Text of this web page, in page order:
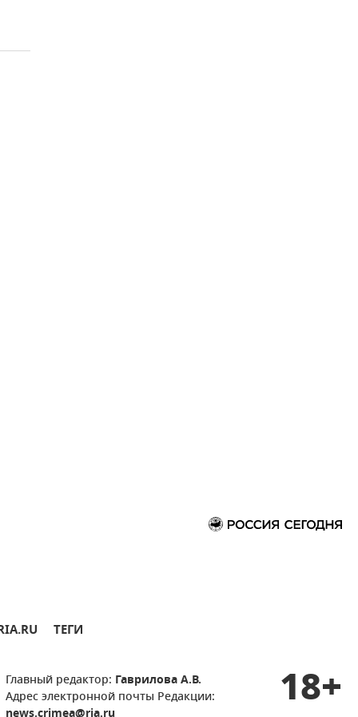
ТЕГИ
Главный редактор: Гаврилова А.В.
Адрес электронной почты Редакции:
18+